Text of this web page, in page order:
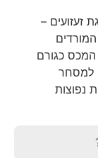
זעזועים –
כגורם
למסחר
למעלה מ־30 שאלות נפוצות